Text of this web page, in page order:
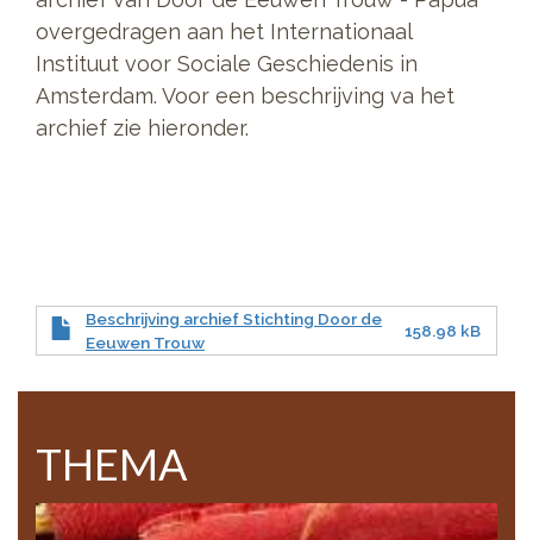
overgedragen aan het Internationaal
Instituut voor Sociale Geschiedenis in
Amsterdam. Voor een beschrijving va het
archief zie hieronder.
Beschrijving archief Stichting Door de
Eeuwen Trouw
158.98 kB
THEMA